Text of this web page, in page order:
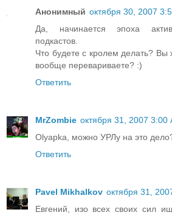
Анонимный октября 30, 2007
Да, начинается эпоха
подкастов.
Что будете с кролем делать?
вообще перевариваете? :)
Ответить
MrZombie октября 31, 2007 3:00
Olyapka, можно УРЛу на это
Ответить
Pavel Mikhalkov октября 31,
Евгений, изо всех своих сил